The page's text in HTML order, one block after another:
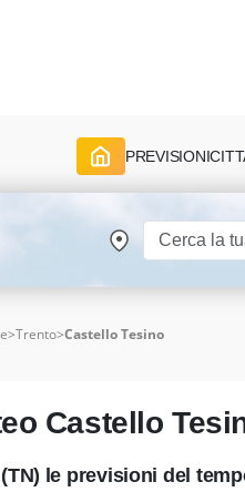
PREVISIONI
>Trento>Castello Tesino
Castello
le previsioni del